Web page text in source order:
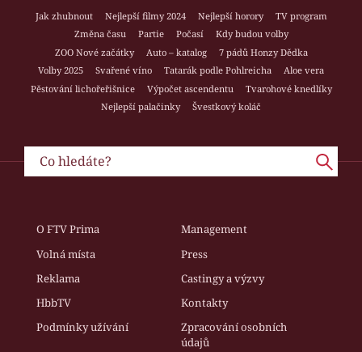
Jak zhubnout Nejlepší filmy 2024 Nejlepší horory
TV program
Změna času
Partie Počasí
Kdy budou volby
ZOO Nové začátky
Auto – katalog
7 pádů Honzy Dědka
Volby 2025
Svařené víno Tatarák podle Pohlreicha
Aloe vera
Pěstování lichořeřišnice
Výpočet ascendentu
Tvarohové knedlíky
Nejlepší palačinky
Švestkový koláč
O FTV Prima
Management
Volná místa
Press
Reklama
Castingy a výzvy
HbbTV
Kontakty
Podmínky užívání
Zpracování osobních
údajů